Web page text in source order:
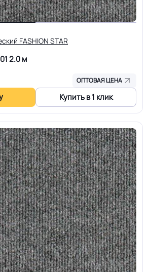
FASHION STAR
2.0 м
ОПТОВАЯ ЦЕНА
Купить в 1 клик